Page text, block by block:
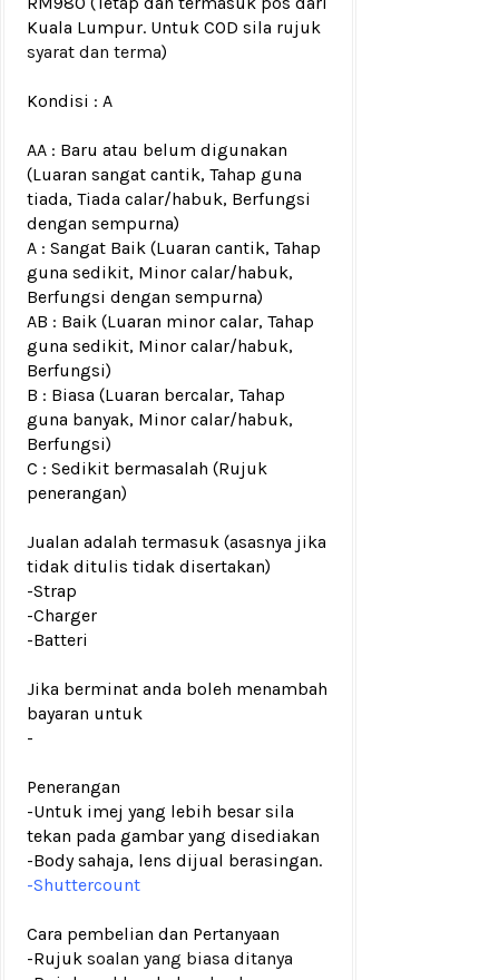
Kuala Lumpur. Untuk COD sila rujuk
syarat dan terma)
Kondisi : A
AA : Baru atau belum digunakan
(Luaran sangat cantik, Tahap guna
tiada, Tiada calar/habuk, Berfungsi
dengan sempurna)
A : Sangat Baik (Luaran cantik, Tahap
guna sedikit, Minor calar/habuk,
Berfungsi dengan sempurna)
AB : Baik (Luaran minor calar, Tahap
guna sedikit, Minor calar/habuk,
Berfungsi)
B : Biasa (Luaran bercalar, Tahap
guna banyak, Minor calar/habuk,
Berfungsi)
C : Sedikit bermasalah (Rujuk
penerangan)
Jualan adalah termasuk (asasnya jika
tidak ditulis tidak disertakan)
-Strap
-Charger
-Batteri
Jika berminat anda boleh menambah
bayaran untuk
-
Penerangan
-Untuk imej yang lebih besar sila
tekan pada gambar yang disediakan
-Body sahaja, lens dijual berasingan.
-Shuttercount
Cara pembelian dan Pertanyaan
-Rujuk soalan yang biasa ditanya